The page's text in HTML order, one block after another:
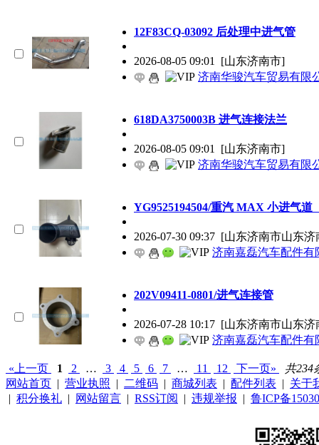
12F83CQ-03092 后处理中进气管
2026-08-05 09:01 [山东济南市]
济南华骏汽车贸易有限
618DA3750003B 进气连接法兰
2026-08-05 09:01 [山东济南市]
济南华骏汽车贸易有限
YG9525194504/重汽 MAX 小进气道
2026-07-30 09:37 [山东济南市山东
济南嘉磊汽车配件有
202V09411-0801/进气连接管
2026-07-28 10:17 [山东济南市山东
济南嘉磊汽车配件有
«上一页 1 2 … 3 4 5 6 7 … 11 12 下一页»
共234
网站首页 | 营业执照 | 二维码 | 商城列表 | 配件列表 | 关于
| 积分换礼 | 网站留言 | RSS订阅 | 违规举报 | 鲁ICP备